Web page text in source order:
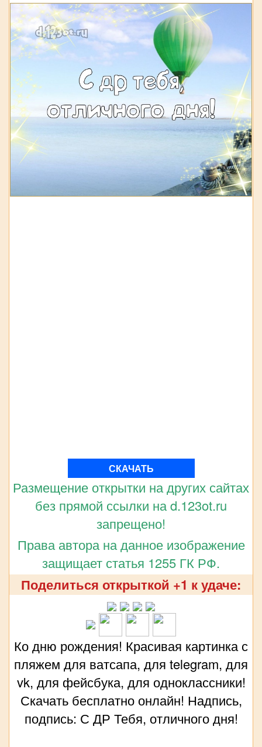
СКАЧАТЬ
Размещение открытки на других сайтах
без прямой ссылки на d.123ot.ru
запрещено!
Права автора на данное изображение
защищает статья 1255 ГК РФ.
Поделиться открыткой +1 к удаче:
Ко дню рождения! Красивая картинка с
пляжем для ватсапа, для telegram, для
vk, для фейсбука, для одноклассники!
Скачать бесплатно онлайн! Надпись,
подпись: С ДР Тебя, отличного дня!